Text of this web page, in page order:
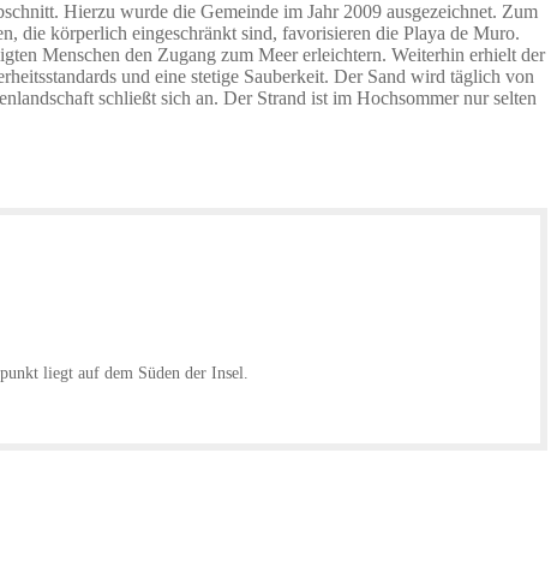
Hierzu wurde die Gemeinde im Jahr 2009 ausgezeichnet. Zum
die körperlich eingeschränkt sind, favorisieren die Playa de Muro.
Menschen den Zugang zum Meer erleichtern. Weiterhin erhielt der
und eine stetige Sauberkeit. Der Sand wird täglich von
schließt sich an. Der Strand ist im Hochsommer nur selten
liegt auf dem Süden der Insel.